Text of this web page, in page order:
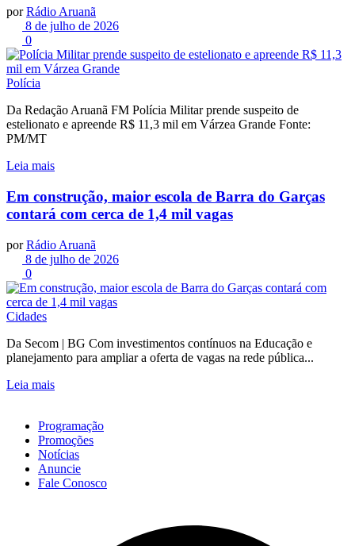
por Rádio Aruanã
8 de julho de 2026
0
Polícia
Da Redação Aruanã FM Polícia Militar prende suspeito de
estelionato e apreende R$ 11,3 mil em Várzea Grande Fonte:
PM/MT
Leia mais
Em construção, maior escola de Barra do Garças
contará com cerca de 1,4 mil vagas
por Rádio Aruanã
8 de julho de 2026
0
Cidades
Da Secom | BG Com investimentos contínuos na Educação e
planejamento para ampliar a oferta de vagas na rede pública...
Leia mais
Programação
Promoções
Notícias
Anuncie
Fale Conosco